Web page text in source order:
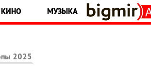
КИНО МУЗЫКА
2025